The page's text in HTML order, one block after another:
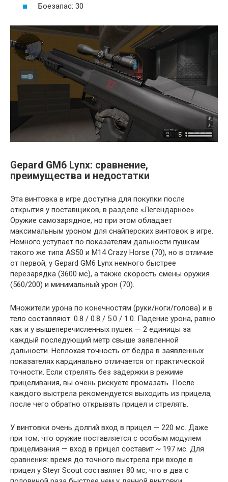
Боезапас: 30
Gepard GM6 Lynx: сравнение,
преимущества и недостатки
Эта винтовка в игре доступна для покупки после
открытия у поставщиков, в разделе «Легендарное».
Оружие самозарядное, но при этом обладает
максимальным уроном для снайперских винтовок в игре.
Немного уступает по показателям дальности пушкам
такого же типа AS50 и M14 Crazy Horse (70), но в отличие
от первой, у Gepard GM6 Lynx немного быстрее
перезарядка (3600 мс), а также скорость смены оружия
(560/200) и минимальный урон (70).
Множители урона по конечностям (руки/ноги/голова) и в
тело составляют: 0.8 / 0.8 / 5.0 / 1.0. Падение урона, равно
как и у вышеперечисленных пушек — 2 единицы за
каждый последующий метр свыше заявленной
дальности. Неплохая точность от бедра в заявленных
показателях кардинально отличается от практической
точности. Если стрелять без задержки в режиме
прицеливания, вы очень рискуете промазать. После
каждого выстрела рекомендуется выходить из прицела,
после чего обратно открывать прицел и стрелять.
У винтовки очень долгий вход в прицел — 220 мс. Даже
при том, что оружие поставляется с особым модулем
прицеливания — вход в прицел составит ~ 197 мс. Для
сравнения: время до точного выстрела при входе в
прицел у Steyr Scout составляет 80 мс, что в два с